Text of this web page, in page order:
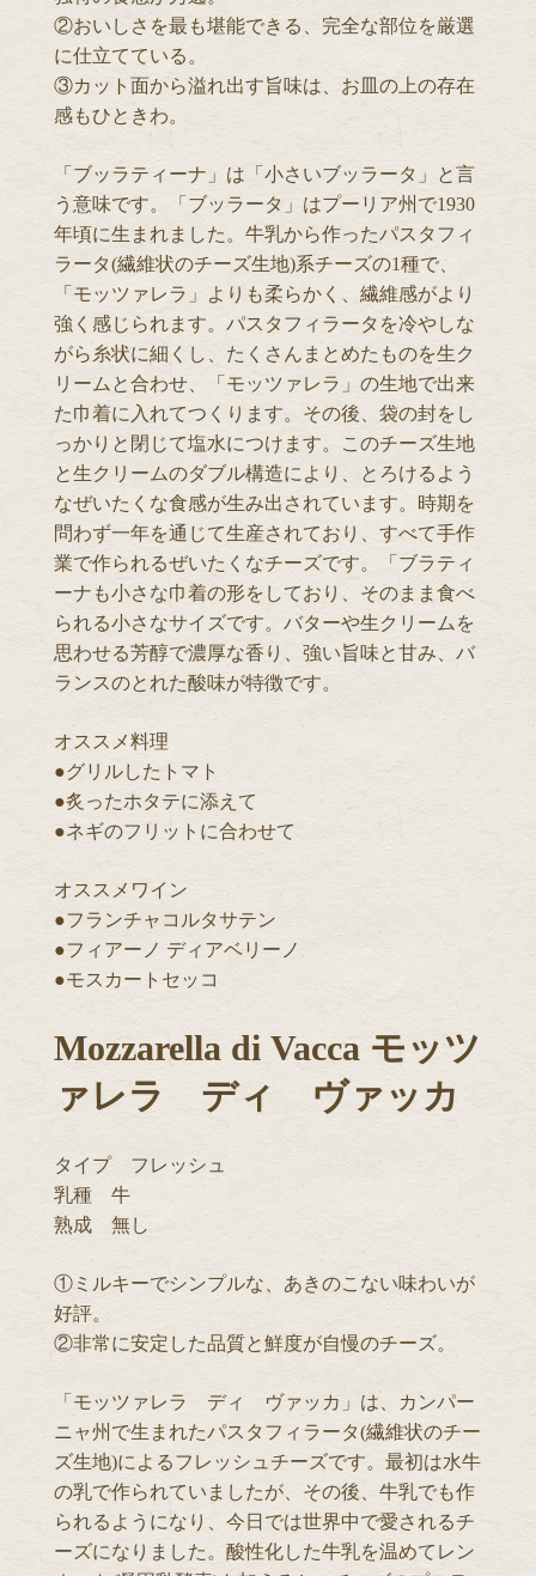
②おいしさを最も堪能できる、完全な部位を厳選
に仕立てている。
③カット面から溢れ出す旨味は、お皿の上の存在
感もひときわ。
「ブッラティーナ」は「小さいブッラータ」と言
う意味です。「ブッラータ」はプーリア州で1930
年頃に生まれました。牛乳から作ったパスタフィ
ラータ(繊維状のチーズ生地)系チーズの1種で、
「モッツァレラ」よりも柔らかく、繊維感がより
強く感じられます。パスタフィラータを冷やしな
がら糸状に細くし、たくさんまとめたものを生ク
リームと合わせ、「モッツァレラ」の生地で出来
た巾着に入れてつくります。その後、袋の封をし
っかりと閉じて塩水につけます。このチーズ生地
と生クリームのダブル構造により、とろけるよう
なぜいたくな食感が生み出されています。時期を
問わず一年を通じて生産されており、すべて手作
業で作られるぜいたくなチーズです。「ブラティ
ーナも小さな巾着の形をしており、そのまま食べ
られる小さなサイズです。バターや生クリームを
思わせる芳醇で濃厚な香り、強い旨味と甘み、バ
ランスのとれた酸味が特徴です。
オススメ料理
●グリルしたトマト
●炙ったホタテに添えて
●ネギのフリットに合わせて
オススメワイン
●フランチャコルタサテン
●フィアーノ ディアベリーノ
●モスカートセッコ
Mozzarella di Vacca モッツ
ァレラ ディ ヴァッカ
タイプ フレッシュ
乳種 牛
熟成 無し
①ミルキーでシンプルな、あきのこない味わいが
好評。
②非常に安定した品質と鮮度が自慢のチーズ。
「モッツァレラ ディ ヴァッカ」は、カンパー
ニャ州で生まれたパスタフィラータ(繊維状のチー
ズ生地)によるフレッシュチーズです。最初は水牛
の乳で作られていましたが、その後、牛乳でも作
られるようになり、今日では世界中で愛されるチ
ーズになりました。酸性化した牛乳を温めてレン